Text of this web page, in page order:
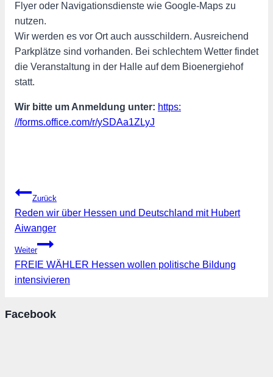
Flyer oder Navigationsdienste wie Google-Maps zu
nutzen.
Wir werden es vor Ort auch ausschildern. Ausreichend
Parkplätze sind vorhanden. Bei schlechtem Wetter findet
die Veranstaltung in der Halle auf dem Bioenergiehof
statt.
Wir bitte um Anmeldung unter: https:
//forms.office.com/r/ySDAa1ZLyJ
Beitragsnavigation
Zurück
Reden wir über Hessen und Deutschland mit Hubert
Aiwanger
Weiter
FREIE WÄHLER Hessen wollen politische Bildung
intensivieren
Facebook